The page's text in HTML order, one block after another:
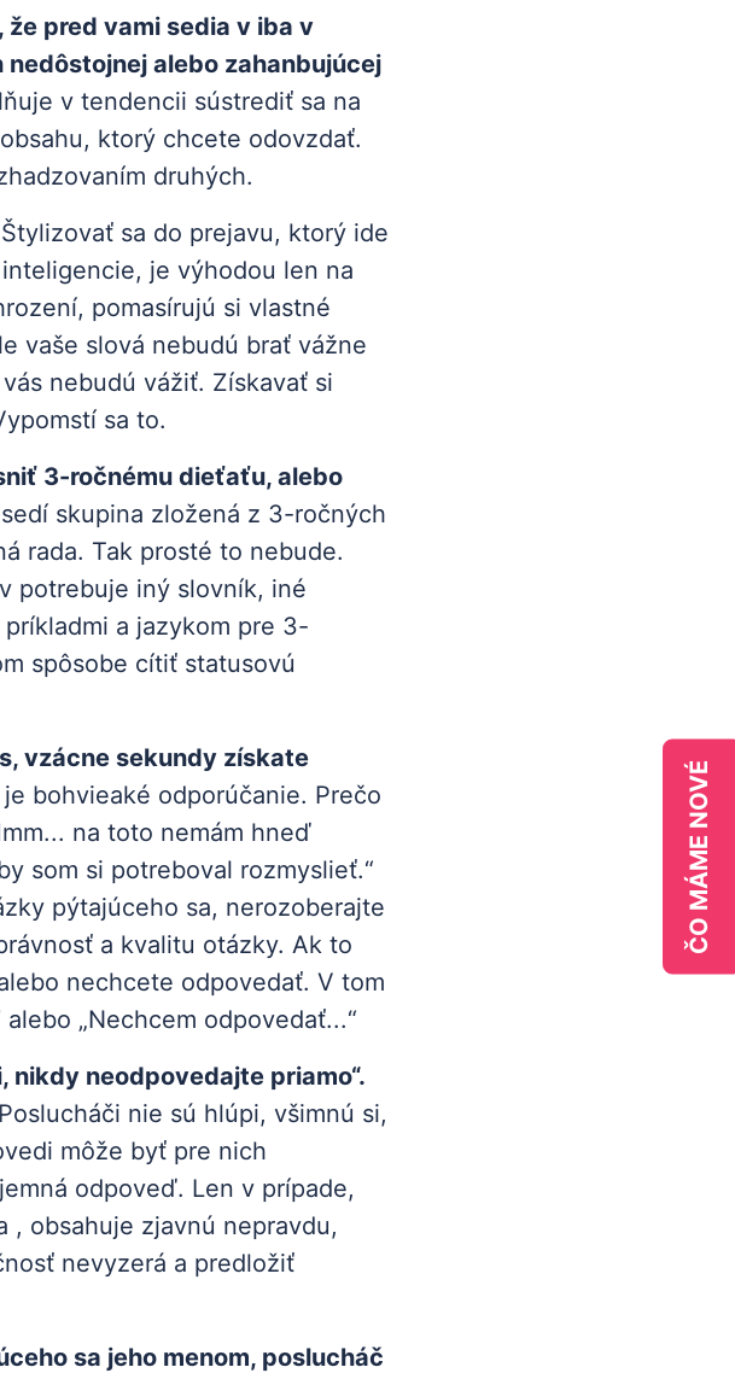
pred vami sedia v iba v
alebo zahanbujúcej
v tendencii sústrediť sa na
ktorý chcete odovzdať.
druhých.
Štylizovať sa do prejavu, ktorý ide
je výhodou len na
pomasírujú si vlastné
vaše slová nebudú brať vážne
nebudú vážiť. Získavať si
sa to.
3-ročnému dieťaťu, alebo
skupina zložená z 3-ročných
rada. Tak prosté to nebude.
potrebuje iný slovník, iné
a jazykom pre 3-
spôsobe cítiť statusovú
vzácne sekundy získate
je bohvieaké odporúčanie. Prečo
na toto nemám hneď
som si potreboval rozmyslieť.“
pýtajúceho sa, nerozoberajte
a kvalitu otázky. Ak to
nechcete odpovedať. V tom
„Nechcem odpovedať...“
nikdy neodpovedajte priamo“.
nie sú hlúpi, všimnú si,
môže byť pre nich
odpoveď. Len v prípade,
, obsahuje zjavnú nepravdu,
nevyzerá a predložiť
sa jeho menom, poslucháč
ČO MÁME NOVÉ